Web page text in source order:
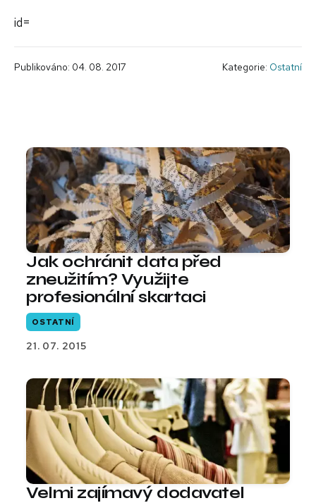
id=
Publikováno: 04. 08. 2017 Kategorie: Ostatní
Jak ochránit data před
zneužitím? Využijte
profesionální skartaci
OSTATNÍ
21. 07. 2015
Velmi zajímavý dodavatel